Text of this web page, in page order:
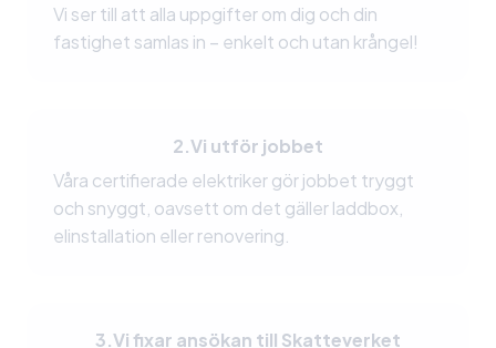
Vi ser till att alla uppgifter om dig och din
fastighet samlas in – enkelt och utan krångel!
2.Vi utför jobbet
Våra certifierade elektriker gör jobbet tryggt
och snyggt, oavsett om det gäller laddbox,
elinstallation eller renovering.
3.Vi fixar ansökan till Skatteverket